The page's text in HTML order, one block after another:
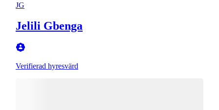
JG
Jelili Gbenga
Verifierad hyresvärd